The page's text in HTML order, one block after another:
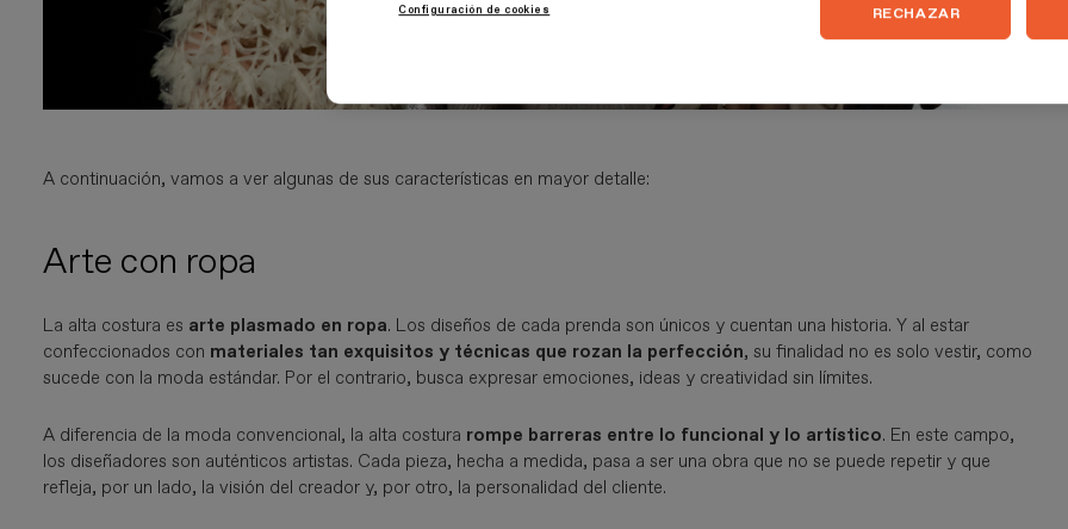
A continuación, vamos a ver algunas de sus características en mayor detalle:
Arte con ropa
La alta costura es arte plasmado en ropa. Los diseños de cada prenda son únicos y cuentan una historia. Y al estar
confeccionados con materiales tan exquisitos y técnicas que rozan la perfección, su finalidad no es solo vestir, como
sucede con la moda estándar. Por el contrario, busca expresar emociones, ideas y creatividad sin límites.
A diferencia de la moda convencional, la alta costura rompe barreras entre lo funcional y lo artístico. En este campo,
los diseñadores son auténticos artistas. Cada pieza, hecha a medida, pasa a ser una obra que no se puede repetir y que
refleja, por un lado, la visión del creador y, por otro, la personalidad del cliente.
Configuración de cookies RECHAZAR